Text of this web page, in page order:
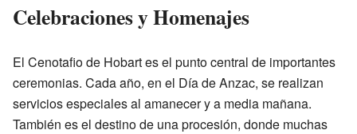
Celebraciones y Homenajes
El Cenotafio de Hobart es el punto central de importantes
ceremonias. Cada año, en el Día de Anzac, se realizan
servicios especiales al amanecer y a media mañana.
También es el destino de una procesión, donde muchas